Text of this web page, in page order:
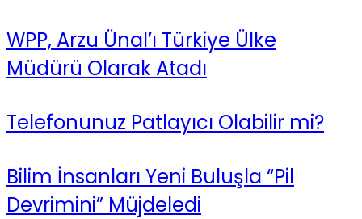
WPP, Arzu Ünal’ı Türkiye Ülke
Müdürü Olarak Atadı
Telefonunuz Patlayıcı Olabilir mi?
Bilim İnsanları Yeni Buluşla “Pil
Devrimini” Müjdeledi